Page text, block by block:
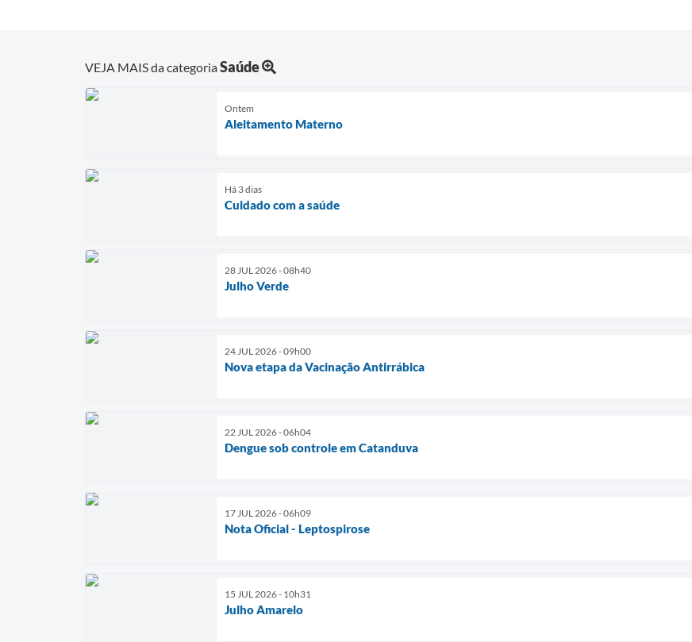
VEJA MAIS da categoriaSaúde
Ontem
Aleitamento Materno
Há 3 dias
Cuidado com a saúde
28 JUL 2026 - 08h40
Julho Verde
24 JUL 2026 - 09h00
Nova etapa da Vacinação Antirrábica
22 JUL 2026 - 06h04
Dengue sob controle em Catanduva
17 JUL 2026 - 06h09
Nota Oficial - Leptospirose
15 JUL 2026 - 10h31
Julho Amarelo